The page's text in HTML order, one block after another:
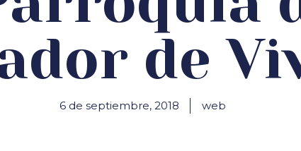
de
6 de septiembre, 2018 web